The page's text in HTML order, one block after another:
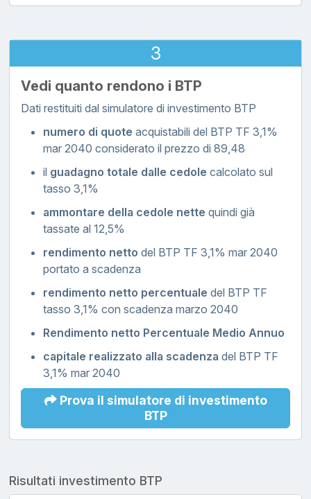
3
Vedi quanto rendono i BTP
Dati restituiti dal simulatore di investimento BTP
numero di quote acquistabili del BTP TF 3,1%
mar 2040 considerato il prezzo di 89,48
il guadagno totale dalle cedole calcolato sul
tasso 3,1%
ammontare della cedole nette quindi già
tassate al 12,5%
rendimento netto del BTP TF 3,1% mar 2040
portato a scadenza
rendimento netto percentuale del BTP TF
tasso 3,1% con scadenza marzo 2040
Rendimento netto Percentuale Medio Annuo
capitale realizzato alla scadenza del BTP TF
3,1% mar 2040
Prova il simulatore di investimento
BTP
Risultati investimento BTP